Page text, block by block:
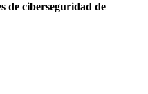
de ciberseguridad de